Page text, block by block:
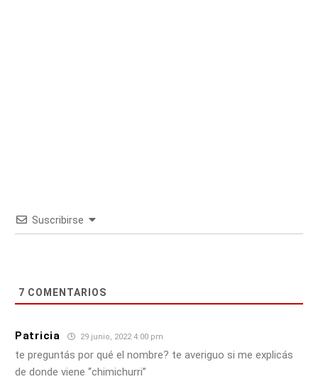
Suscribirse
7 COMENTARIOS
Patricia 29 junio, 2022 4:00 pm
te preguntás por qué el nombre? te averiguo si me explicás
de donde viene “chimichurri”